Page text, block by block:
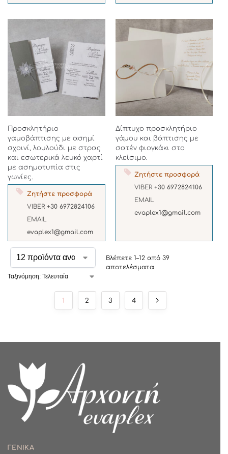
Προσκλητήριο
γαμοβάπτισης με ασημί
σχοινί, λουλούδι με στρας
και εσωτερικά λευκό χαρτί
με ασημοτυπία στις
γωνίες.
Ζητήστε προσφορά
VIBER +30 6972824106
EMAIL
evaplex1@gmail.com
Δίπτυχο προσκλητήριο
γάμου και βάπτισης με
σατέν φιογκάκι στο
κλείσιμο.
Ζητήστε προσφορά
VIBER+30 6972824106
EMAIL
evaplex1@gmail.com
Βλέπετε 1–12 από 39
αποτελέσματα
1 2 3 4
ΓΕΝΙΚΑ